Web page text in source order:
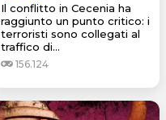
Il conflitto in Cecenia ha
raggiunto un punto critico: i
terroristi sono collegati al
traffico di...
156.124